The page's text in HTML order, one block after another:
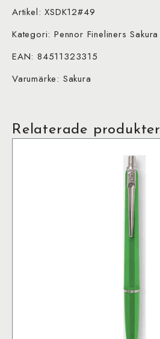
Artikel: XSDK12#49
Kategori: Pennor Fineliners Sakura
EAN: 84511323315
Varumärke: Sakura
Relaterade produkter